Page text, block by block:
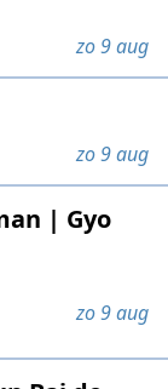
zo 9 aug
zo 9 aug
| Gyo
zo 9 aug